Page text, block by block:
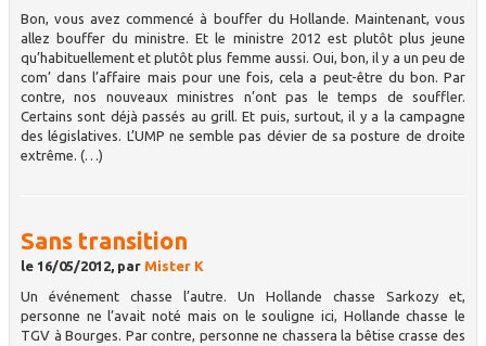
Bon, vous avez commencé à bouffer du Hollande. Maintenant, vous
allez bouffer du ministre. Et le ministre 2012 est plutôt plus jeune
qu’habituellement et plutôt plus femme aussi. Oui, bon, il y a un peu de
com’ dans l’affaire mais pour une fois, cela a peut-être du bon. Par
contre, nos nouveaux ministres n’ont pas le temps de souffler.
Certains sont déjà passés au grill. Et puis, surtout, il y a la campagne
des législatives. L’UMP ne semble pas dévier de sa posture de droite
extrême. (…)
Sans transition
le 16/05/2012, par Mister K
Un événement chasse l’autre. Un Hollande chasse Sarkozy et,
personne ne l’avait noté mais on le souligne ici, Hollande chasse le
TGV à Bourges. Par contre, personne ne chassera la bêtise crasse des